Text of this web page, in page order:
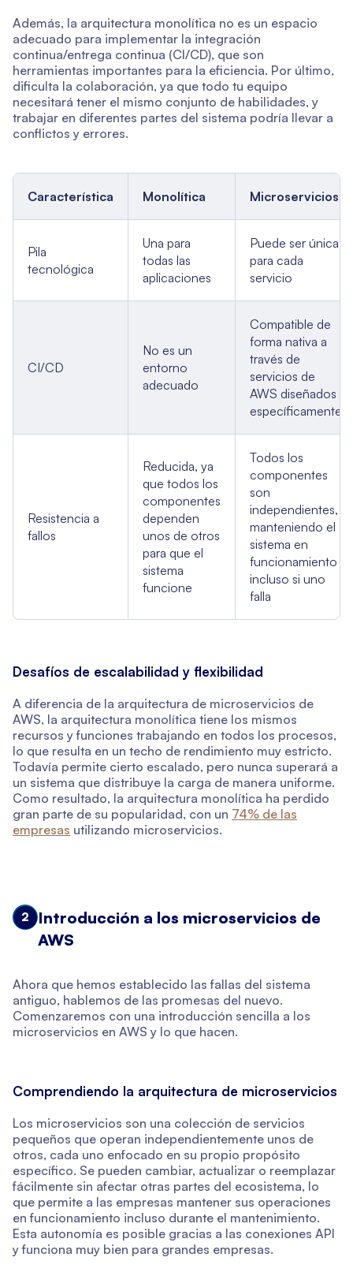
Además, la arquitectura monolítica no es un espacio
adecuado para implementar la integración
continua/entrega continua (CI/CD), que son
herramientas importantes para la eficiencia. Por último,
dificulta la colaboración, ya que todo tu equipo
necesitará tener el mismo conjunto de habilidades, y
trabajar en diferentes partes del sistema podría llevar a
conflictos y errores.
Característica Monolítica Microservicios
Pila
tecnológica
Una para
todas las
aplicaciones
Puede ser única
para cada
servicio
CI/CD
No es un
entorno
adecuado
Compatible de
forma nativa a
través de
servicios de
AWS diseñados
específicamente
Resistencia a
fallos
Reducida, ya
que todos los
componentes
dependen
unos de otros
para que el
sistema
funcione
Todos los
componentes
son
independientes,
manteniendo el
sistema en
funcionamiento
incluso si uno
falla
Desafíos de escalabilidad y flexibilidad
A diferencia de la arquitectura de microservicios de
AWS, la arquitectura monolítica tiene los mismos
recursos y funciones trabajando en todos los procesos,
lo que resulta en un techo de rendimiento muy estricto.
Todavía permite cierto escalado, pero nunca superará a
un sistema que distribuye la carga de manera uniforme.
Como resultado, la arquitectura monolítica ha perdido
gran parte de su popularidad, con un 74% de las
empresas utilizando microservicios.
2
Introducción a los microservicios de
AWS
Ahora que hemos establecido las fallas del sistema
antiguo, hablemos de las promesas del nuevo.
Comenzaremos con una introducción sencilla a los
microservicios en AWS y lo que hacen.
Comprendiendo la arquitectura de microservicios
Los microservicios son una colección de servicios
pequeños que operan independientemente unos de
otros, cada uno enfocado en su propio propósito
específico. Se pueden cambiar, actualizar o reemplazar
fácilmente sin afectar otras partes del ecosistema, lo
que permite a las empresas mantener sus operaciones
en funcionamiento incluso durante el mantenimiento.
Esta autonomía es posible gracias a las conexiones API
y funciona muy bien para grandes empresas.